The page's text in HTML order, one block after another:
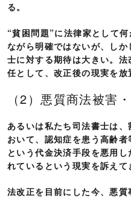
る。
“貧困問題”に法律家として
ながら明確ではないが、し
士に対する期待は大きい。
任として、改正後の現実を放
（2）悪質商法被害
あるいは私たち司法書士は
おいて、認知症を患う高齢
という代金決済手段を悪用
れているという現実を訴えて
法改正を目前にした今、悪